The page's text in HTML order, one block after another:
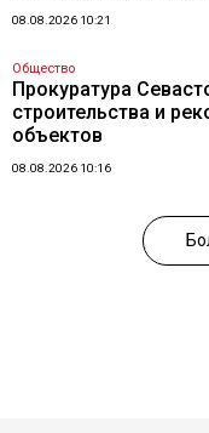
08.08.2026 10:21
Общество
Прокуратура
строительства и
объектов
08.08.2026 10:16